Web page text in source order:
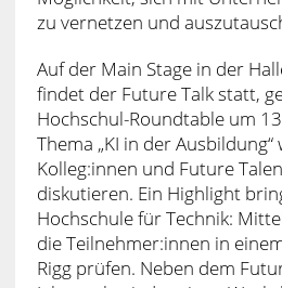
zu vernetzen und
Auf der Main Stage in der
findet der Future Talk statt,
Hochschul-Roundtable um
Thema „KI in der
Kolleg:innen und Future
diskutieren. Ein Highlight
Hochschule für Technik:
die Teilnehmer:innen in
Rigg prüfen. Neben dem